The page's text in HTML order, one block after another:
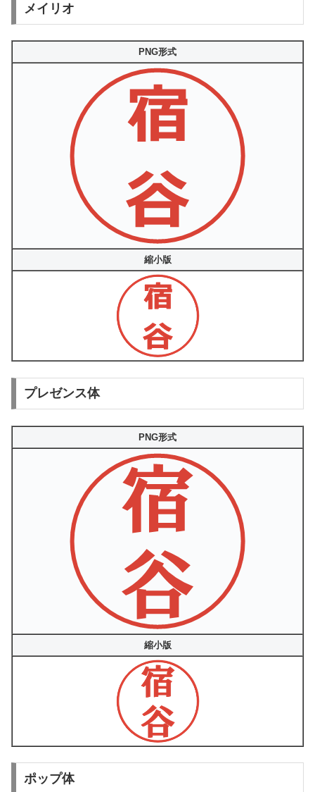
メイリオ
PNG形式
縮小版
プレゼンス体
PNG形式
縮小版
ポップ体